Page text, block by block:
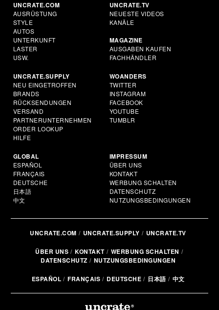
UNCRATE.COM
AUSRÜSTUNG
STYLE
AUTOS
UNTERKUNFT
LASTER
USW.
UNCRATE.TV
NEUESTE VIDEOS
KANÄLE
MAGAZINE
AUSGABEN KAUFEN
FACHHÄNDLER
UNCRATE.SUPPLY
NEU EINGETROFFEN
BRANDS
RÜCKSENDUNGEN
VERSAND
PARTNERUNTERNEHMEN
ORDER LOOKUP
HILFE
WOANDERS
TWITTER
INSTAGRAM
FACEBOOK
YOUTUBE
TUMBLR
GLOBAL
ESPAÑOL
FRANÇAIS
DEUTSCHE
日本語
中文
IMPRESSUM
ÜBER UNS
KONTAKT
WERBUNG SCHALTEN
DATENSCHUTZ
NUTZUNGSBEDINGUNGEN
UNCRATE.COM UNCRATE.SUPPLY UNCRATE.TV
ÜBER UNS KONTAKT
WERBUNG SCHALTEN
DATENSCHUTZ
NUTZUNGSBEDINGUNGEN
ESPAÑOL FRANÇAIS DEUTSCHE 日本語 中文